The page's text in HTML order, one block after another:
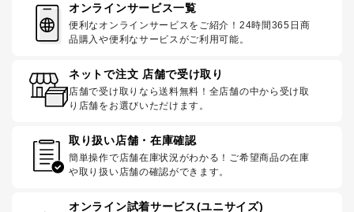
オンラインサービス一覧
便利なオンラインサービスをご紹介！24時間365日商
品購入や便利なサービスがご利用可能。
ネットで注文 店舗で受け取り
店舗で受け取りなら送料無料！全店舗の中から受け取
り店舗をお選びいただけます。
取り扱い店舗・在庫確認
簡単操作で店舗在庫状況がわかる！ご希望商品の在庫
や取り扱い店舗の確認ができます。
オンライン試着サービス(ユニサイズ)